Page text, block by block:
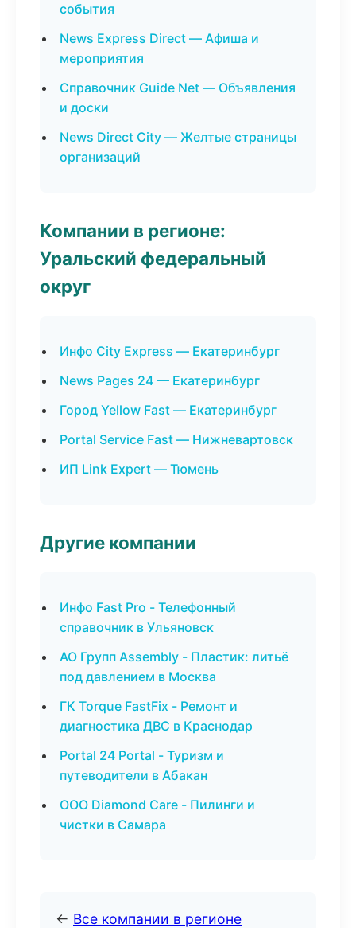
события
News Express Direct — Афиша и
мероприятия
Справочник Guide Net — Объявления
и доски
News Direct City — Желтые страницы
организаций
Компании в регионе:
Уральский федеральный
округ
Инфо City Express — Екатеринбург
News Pages 24 — Екатеринбург
Город Yellow Fast — Екатеринбург
Portal Service Fast — Нижневартовск
ИП Link Expert — Тюмень
Другие компании
Инфо Fast Pro - Телефонный
справочник в Ульяновск
АО Групп Assembly - Пластик: литьё
под давлением в Москва
ГК Torque FastFix - Ремонт и
диагностика ДВС в Краснодар
Portal 24 Portal - Туризм и
путеводители в Абакан
ООО Diamond Care - Пилинги и
чистки в Самара
← Все компании в регионе